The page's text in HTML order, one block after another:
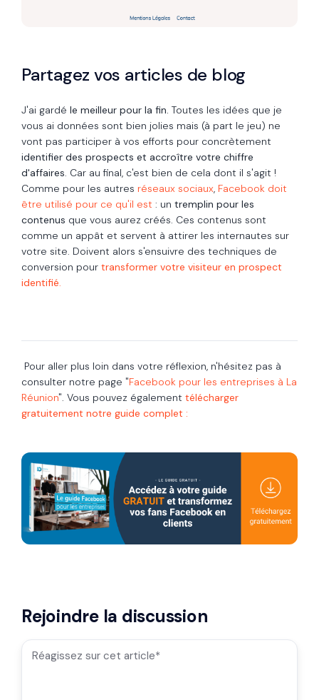
Partagez vos articles de blog
J'ai gardé le meilleur pour la fin. Toutes les idées que je
vous ai données sont bien jolies mais (à part le jeu) ne
vont pas participer à vos efforts pour concrètement
identifier des prospects et accroître votre chiffre
d'affaires. Car au final, c'est bien de cela dont il s'agit !
Comme pour les autres réseaux sociaux, Facebook doit
être utilisé pour ce qu'il est : un tremplin pour les
contenus que vous aurez créés. Ces contenus sont
comme un appât et servent à attirer les internautes sur
votre site. Doivent alors s'ensuivre des techniques de
conversion pour transformer votre visiteur en prospect
identifié.
Pour aller plus loin dans votre réflexion, n'hésitez pas à
consulter notre page "Facebook pour les entreprises à La
Réunion". Vous pouvez également télécharger
gratuitement notre guide complet :
Rejoindre la discussion